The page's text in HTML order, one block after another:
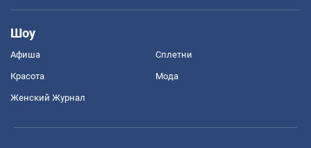
Шоу
Афиша Сплетни
Красота Мода
Женский Журнал